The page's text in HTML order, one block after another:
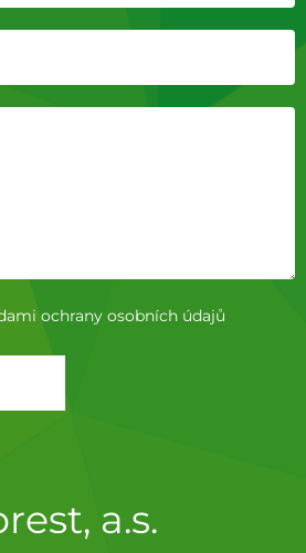
ochrany osobních údajů
a.s.